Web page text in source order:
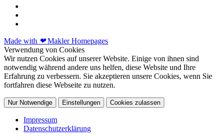
Made with ❤Makler Homepages
Verwendung von Cookies
Wir nutzen Cookies auf unserer Website. Einige von ihnen sind
notwendig während andere uns helfen, diese Website und Ihre
Erfahrung zu verbessern. Sie akzeptieren unsere Cookies, wenn Sie
fortfahren diese Webseite zu nutzen.
Nur Notwendige Einstellungen Cookies zulassen
Impressum
Datenschutzerklärung